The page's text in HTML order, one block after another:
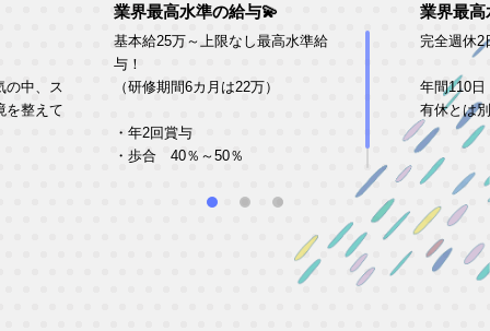
の中、ス
を整えて
業界最高水準の給与💫
基本給25万～上限なし最高水準給
与！
（研修期間6カ月は22万）
・年2回賞与
・歩合 40％～50％
業界最高
完全週休2
年間110日
有休とは